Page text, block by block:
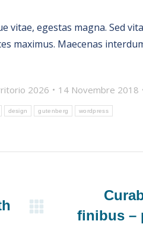
vitae, egestas magna. Sed
maximus. Maecenas
2026 14 Novembre 2018
design gutenberg wordpress
Prossimo
finibus –